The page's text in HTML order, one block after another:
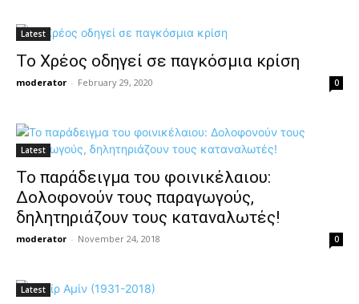
Latest
Το Χρέος οδηγεί σε παγκόσμια κρίση
moderator - February 29, 2020 0
Latest
Το παράδειγμα του φοινικέλαιου:
Δολοφονούν τους παραγωγούς,
δηλητηριάζουν τους καταναλωτές!
moderator - November 24, 2018 0
Latest